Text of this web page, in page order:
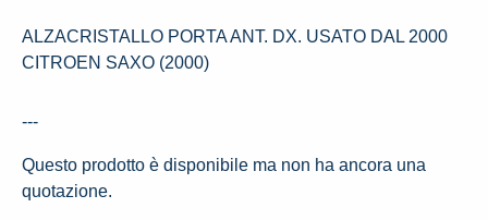
ALZACRISTALLO PORTA ANT. DX. USATO DAL 2000
CITROEN SAXO (2000)
---
Questo prodotto è disponibile ma non ha ancora una
quotazione.